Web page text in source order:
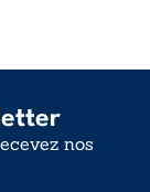
nos